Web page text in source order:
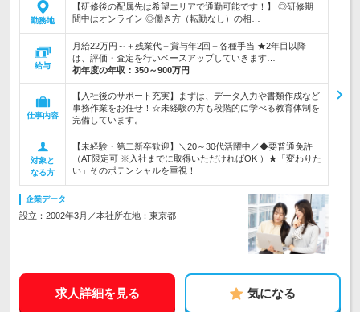
勤務地
【研修後の配属先は希望エリアで通勤可能です！】 ◎研修期
間中はオンライン ◎働き方（転勤なし）の相…
給与
月給22万円～＋残業代＋賞与年2回＋各種手当 ★2年目以降
は、評価・査定を行いベースアップしていきます…
初年度の年収： 350～900万円
仕事内容
【入社後のサポート充実】まずは、データ入力や書類作成など
事務作業をお任せ！☆未経験の方も段階的に学べる教育体制を
完備しています。
対象と
なる方
【未経験・第二新卒歓迎】＼20～30代活躍中／◆要普通免許
（AT限定可 ※入社までに取得いただければOK ）★「変わりた
い」そのポテンシャルを重視！
企業データ
設立：2002年3月／本社所在地：東京都
求人詳細を見る 気になる